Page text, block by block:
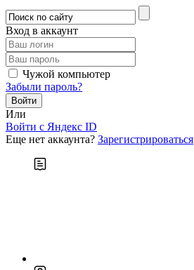
Вход в аккаунт
Чужой компьютер
Забыли пароль?
Или
Войти c Яндекс ID
Еще нет аккаунта? Зарегистрироваться